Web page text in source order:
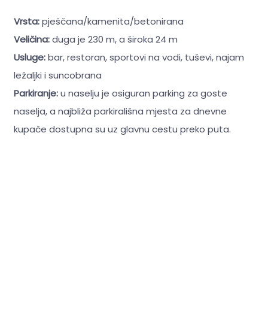
Vrsta:pješčana/kamenita/betonirana
Veličina:duga je 230 m, a široka 24 m
Usluge:bar, restoran, sportovi na vodi, tuševi, najam
ležaljki i suncobrana
Parkiranje:u naselju je osiguran parking za goste
naselja, a najbliža parkirališna mjesta za dnevne
kupače dostupna su uz glavnu cestu preko puta.